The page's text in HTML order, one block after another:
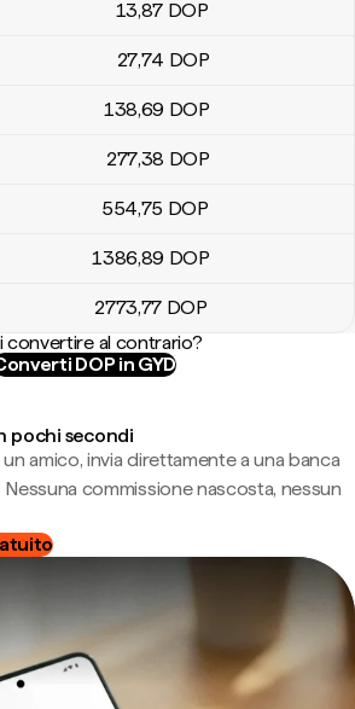
13,87 DOP
27,74 DOP
138,69 DOP
277,38 DOP
554,75 DOP
1386,89 DOP
2773,77 DOP
convertire al contrario?
DOP in GYD
pochi secondi
amico, invia direttamente a una banca
Nessuna commissione nascosta, nessun